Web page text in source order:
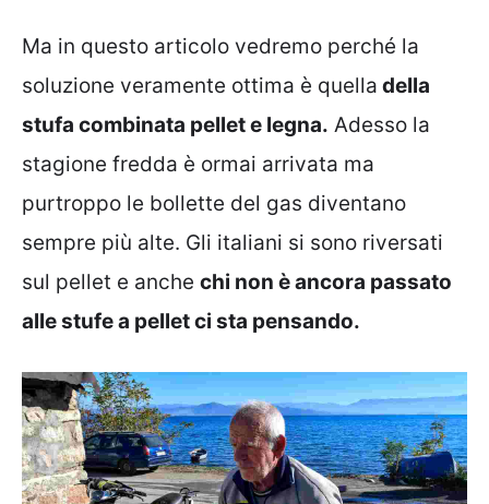
Ma in questo articolo vedremo perché la
soluzione veramente ottima è quella della
stufa combinata pellet e legna. Adesso la
stagione fredda è ormai arrivata ma
purtroppo le bollette del gas diventano
sempre più alte. Gli italiani si sono riversati
sul pellet e anche chi non è ancora passato
alle stufe a pellet ci sta pensando.